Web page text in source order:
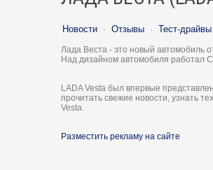
Новости · Отзывы · Тест-драйвы
Лада Веста - это новый автомобиль
Над дизайном автомобиля работал
LADA Vesta был впервые
прочитать свежие новости, узнать
Vesta.
Разместить рекламу на сайте